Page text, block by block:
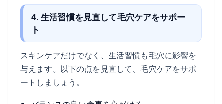
4. 生活習慣を見直して毛穴ケアをサポー
ト
スキンケアだけでなく、生活習慣も毛穴に影響を
与えます。以下の点を見直して、毛穴ケアをサポ
ートしましょう。